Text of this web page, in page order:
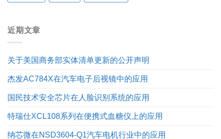
近期文章
关于美国商务部实体清单更新的公开声明
杰发AC784X在汽车电子后视镜中的应用
国民技术安全芯片在人脸识别系统的应用
特瑞仕XCL108系列在便携式血糖仪上的应用
纳芯微在NSD3604-Q1汽车电机行业中的应用